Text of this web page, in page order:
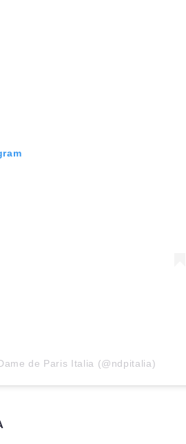
de Paris Italia (@ndpitalia)